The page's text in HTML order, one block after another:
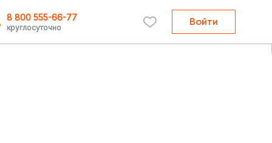
8 800 555-66-77
круглосуточно
Войти